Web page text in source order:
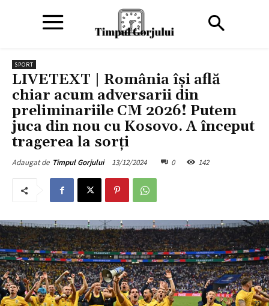
SPORT
LIVETEXT | România își află
chiar acum adversarii din
preliminariile CM 2026! Putem
juca din nou cu Kosovo. A început
tragerea la sorți
Adaugat de Timpul Gorjului 13/12/2024 0 142